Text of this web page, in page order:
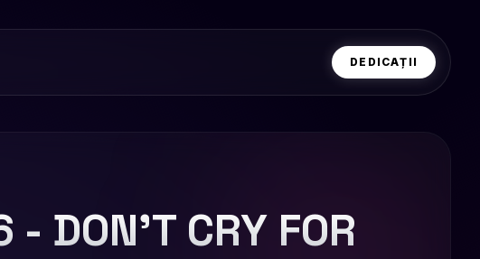
DEDICAȚII
DON'T CRY FOR